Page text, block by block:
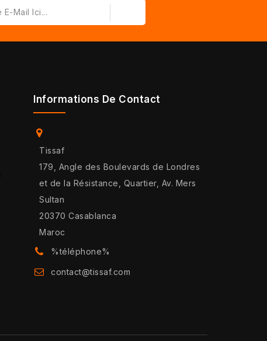
Informations De Contact
Tissaf
179, Angle des Boulevards de Londres
et de la Résistance, Quartier, Av. Mers
Sultan
20370 Casablanca
Maroc
%téléphone%
contact@tissaf.com